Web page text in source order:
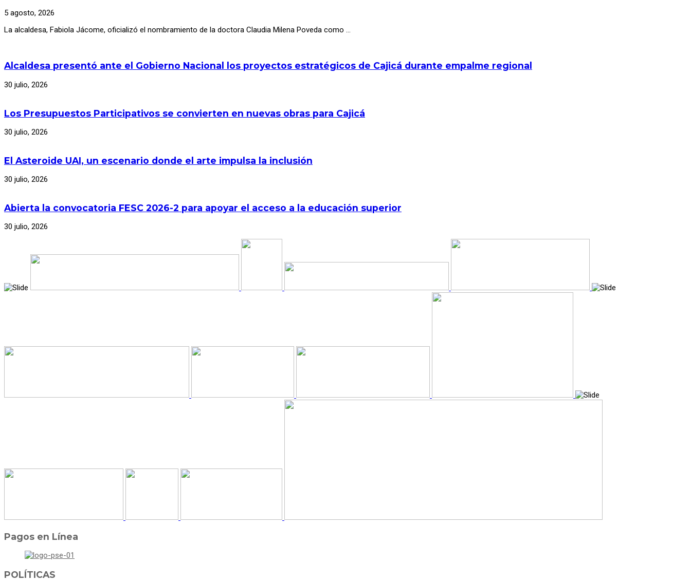
5 agosto, 2026
La alcaldesa, Fabiola Jácome, oficializó el nombramiento de la doctora Claudia Milena Poveda como …
Alcaldesa presentó ante el Gobierno Nacional los proyectos estratégicos de Cajicá durante empalme regional
30 julio, 2026
Los Presupuestos Participativos se convierten en nuevas obras para Cajicá
30 julio, 2026
El Asteroide UAI, un escenario donde el arte impulsa la inclusión
30 julio, 2026
Abierta la convocatoria FESC 2026-2 para apoyar el acceso a la educación superior
30 julio, 2026
Pagos en Línea
POLÍTICAS